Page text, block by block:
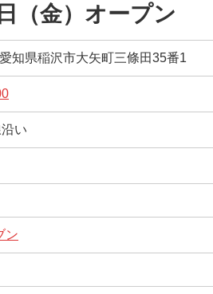
（金）オープン
知県稲沢市大矢町三條田35番1
い
ン